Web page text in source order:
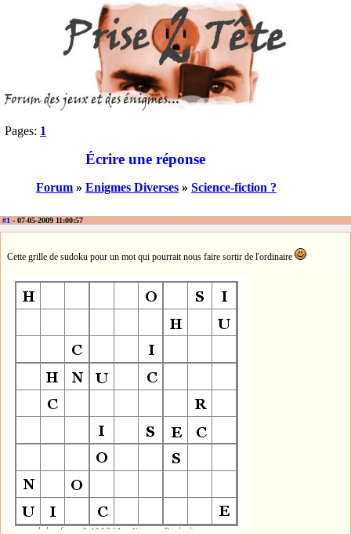
Pages: 1
Écrire une réponse
Forum » Enigmes Diverses » Science-fiction ?
#1 - 07-05-2009 11:00:57
Cette grille de sudoku pour un mot qui pourrait nous faire sortir de l'ordinaire